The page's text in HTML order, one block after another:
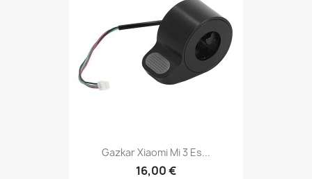
Gazkar Xiaomi Mi 3 Es...
16,00 €